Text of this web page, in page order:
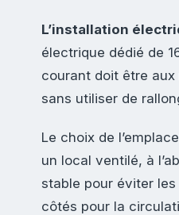
L’installation
électrique dédié de
courant doit être aux
sans utiliser de
Le choix de
un local ventilé, à
stable pour éviter
côtés pour la